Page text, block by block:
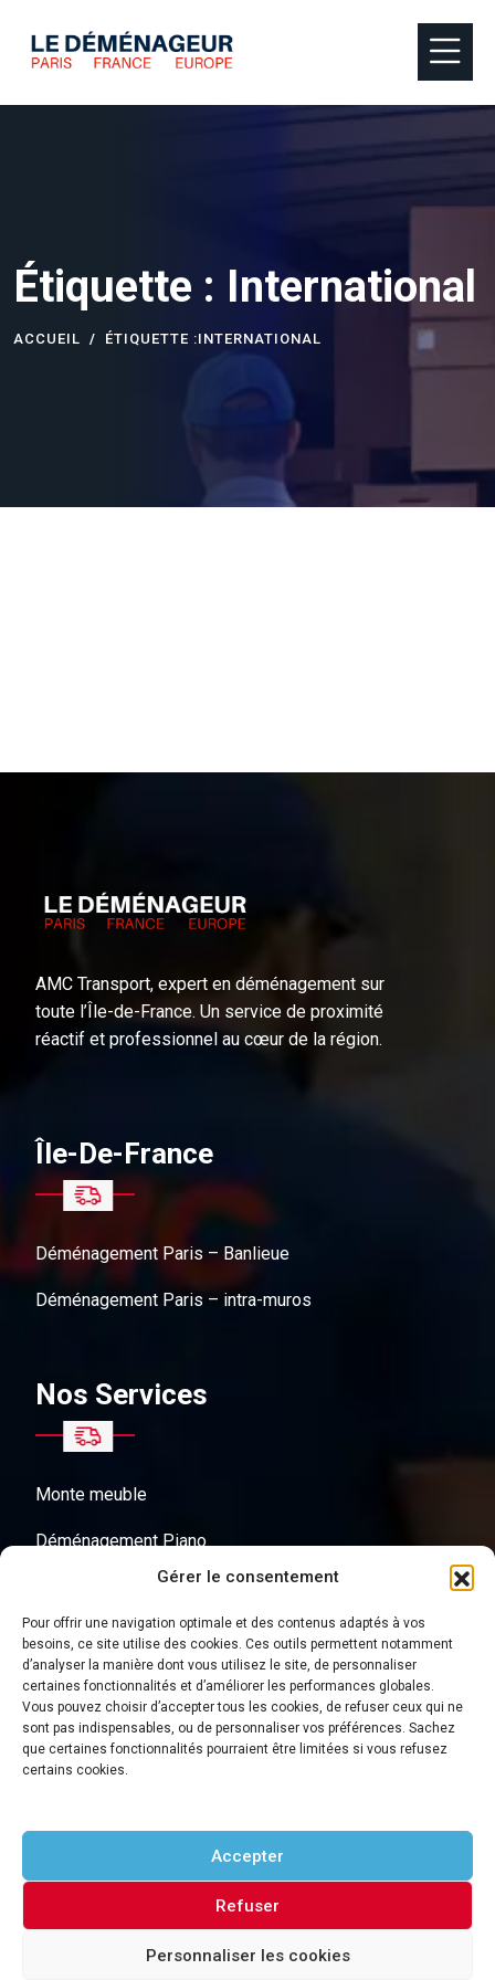
Gérer le consentement
Pour offrir une navigation optimale et des contenus adaptés à vos
besoins, ce site utilise des cookies. Ces outils permettent notamment
d’analyser la manière dont vous utilisez le site, de personnaliser
certaines fonctionnalités et d’améliorer les performances globales.
Vous pouvez choisir d’accepter tous les cookies, de refuser ceux qui ne
sont pas indispensables, ou de personnaliser vos préférences. Sachez
que certaines fonctionnalités pourraient être limitées si vous refusez
certains cookies.
Accepter
Refuser
Personnaliser les cookies
Étiquette : International
ACCUEIL ÉTIQUETTE :INTERNATIONAL
AMC Transport, expert en déménagement sur
toute l’Île-de-France. Un service de proximité
réactif et professionnel au cœur de la région.
Île-De-France
Déménagement Paris – Banlieue
Déménagement Paris – intra-muros
Nos Services
Monte meuble
Déménagement Piano
Transport de Coffre fort
Cartons de déménagement
Autres Liens